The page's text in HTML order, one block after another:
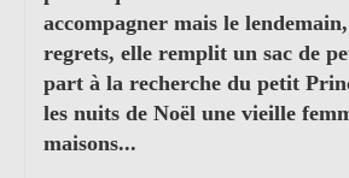
accompagner mais le
regrets, elle remplit un sac de
part à la recherche du petit
les nuits de Noël une vieille
maisons...